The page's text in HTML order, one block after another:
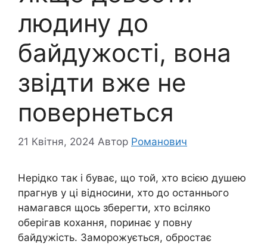
людину до
байдужості, вона
звідти вже не
повернеться
21 Квітня, 2024 Автор Романович
Нерідко так і буває, що той, хто всією душею
прагнув у ці відносини, хто до останнього
намагався щось зберегти, хто всіляко
оберігав кохання, поринає у повну
байдужість. Заморожується, обростає